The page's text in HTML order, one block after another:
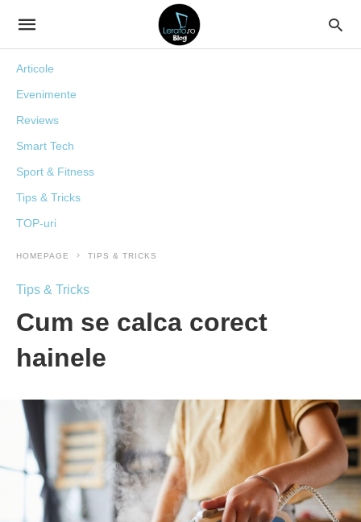
Articole
Evenimente
Reviews
Smart Tech
Sport & Fitness
Tips & Tricks
TOP-uri
HOMEPAGE TIPS & TRICKS
Tips & Tricks
Cum se calca corect
hainele